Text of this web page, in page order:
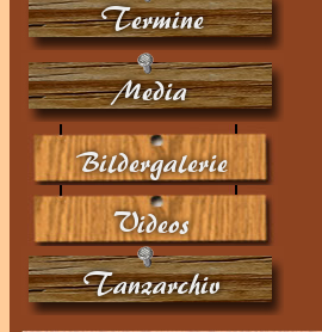
Termine
Media
Bildergalerie
Videos
Tanzarchiv